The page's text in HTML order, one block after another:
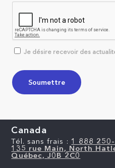
Je désire recevoir des
Canada
Tél. sans frais : 1 888
135 rue Main, North
Québec, J0B 2C0